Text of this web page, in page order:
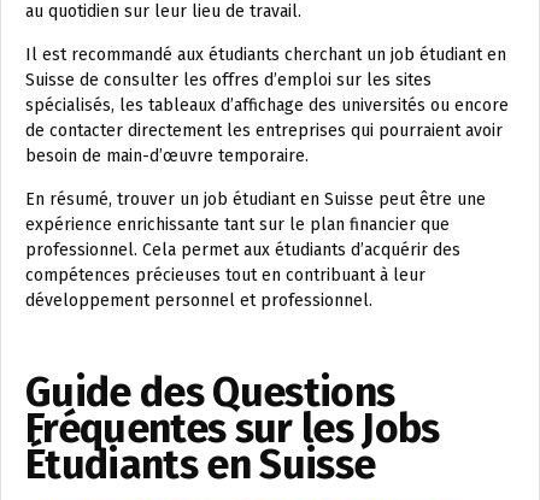
au quotidien sur leur lieu de travail.
Il est recommandé aux étudiants cherchant un job étudiant en
Suisse de consulter les offres d’emploi sur les sites
spécialisés, les tableaux d’affichage des universités ou encore
de contacter directement les entreprises qui pourraient avoir
besoin de main-d’œuvre temporaire.
En résumé, trouver un job étudiant en Suisse peut être une
expérience enrichissante tant sur le plan financier que
professionnel. Cela permet aux étudiants d’acquérir des
compétences précieuses tout en contribuant à leur
développement personnel et professionnel.
Guide des Questions
Fréquentes sur les Jobs
Étudiants en Suisse